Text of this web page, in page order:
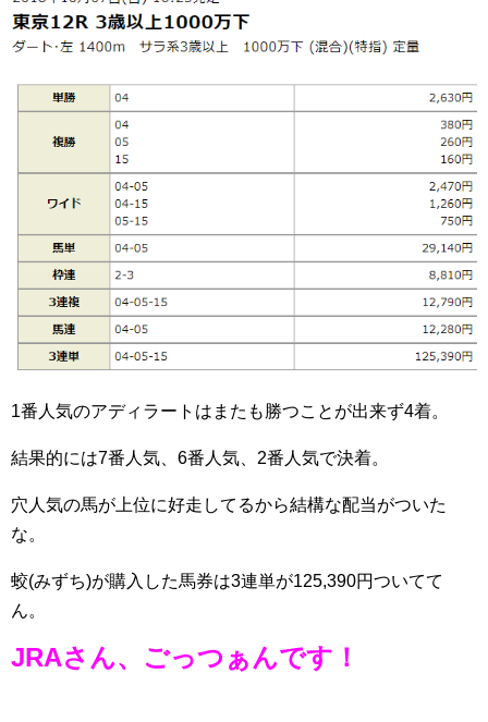
1番人気のアディラートはまたも勝つことが出来ず4着。
結果的には7番人気、6番人気、2番人気で決着。
穴人気の馬が上位に好走してるから結構な配当がついた
な。
蛟(みずち)が購入した馬券は3連単が125,390円ついてて
ん。
JRAさん、ごっつぁんです！